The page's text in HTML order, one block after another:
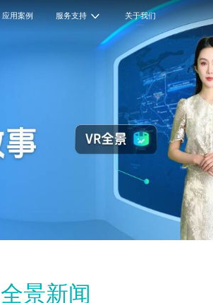
应用案例 服务支持 关于我们
全景新闻